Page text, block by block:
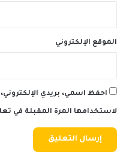
الموقع الإلكتروني
احفظ اسمي، بريدي
لاستخدامها المرة المقبلة في